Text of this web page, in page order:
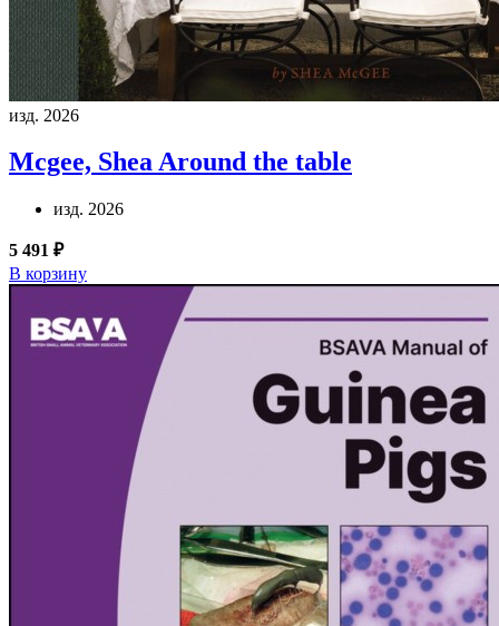
изд. 2026
Mcgee, SheaAround the table
изд. 2026
5 491 ₽
В корзину